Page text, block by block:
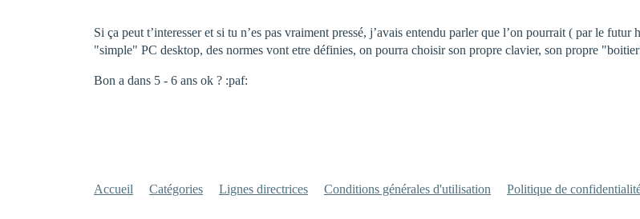
Si ça peut t’interesser et si tu n’es pas vraiment pressé, j’avais entendu parler que l’on pourrait ( par le
"simple" PC desktop, des normes vont etre définies, on pourra choisir son propre clavier, son propre
Bon a dans 5 - 6 ans ok ? :paf:
Accueil Catégories Lignes directrices Conditions générales d'utilisation Politique de